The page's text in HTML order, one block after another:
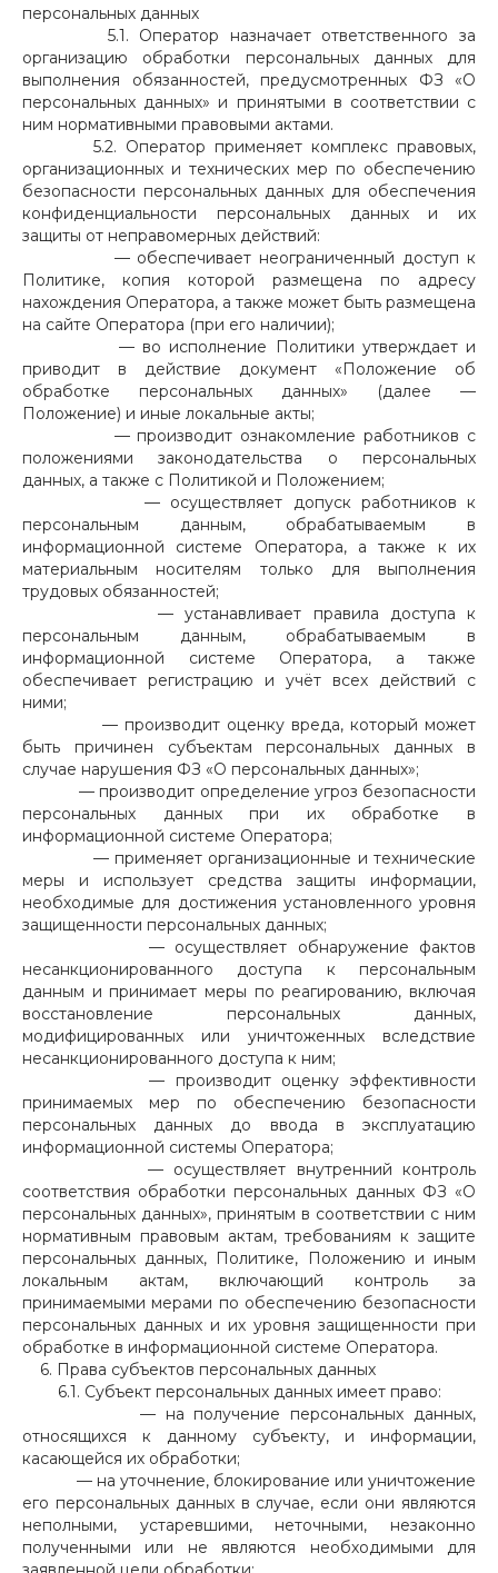
персональных данных
5.1. Оператор назначает ответственного за
организацию обработки персональных данных для
выполнения обязанностей, предусмотренных ФЗ «О
персональных данных» и принятыми в соответствии с
ним нормативными правовыми актами.
5.2. Оператор применяет комплекс правовых,
организационных и технических мер по обеспечению
безопасности персональных данных для обеспечения
конфиденциальности персональных данных и их
защиты от неправомерных действий:
— обеспечивает неограниченный доступ к
Политике, копия которой размещена по адресу
нахождения Оператора, а также может быть размещена
на сайте Оператора (при его наличии);
— во исполнение Политики утверждает и
приводит в действие документ «Положение об
обработке персональных данных» (далее —
Положение) и иные локальные акты;
— производит ознакомление работников с
положениями законодательства о персональных
данных, а также с Политикой и Положением;
— осуществляет допуск работников к
персональным данным, обрабатываемым в
информационной системе Оператора, а также к их
материальным носителям только для выполнения
трудовых обязанностей;
— устанавливает правила доступа к
персональным данным, обрабатываемым в
информационной системе Оператора, а также
обеспечивает регистрацию и учёт всех действий с
ними;
— производит оценку вреда, который может
быть причинен субъектам персональных данных в
случае нарушения ФЗ «О персональных данных»;
— производит определение угроз безопасности
персональных данных при их обработке в
информационной системе Оператора;
— применяет организационные и технические
меры и использует средства защиты информации,
необходимые для достижения установленного уровня
защищенности персональных данных;
— осуществляет обнаружение фактов
несанкционированного доступа к персональным
данным и принимает меры по реагированию, включая
восстановление персональных данных,
модифицированных или уничтоженных вследствие
несанкционированного доступа к ним;
— производит оценку эффективности
принимаемых мер по обеспечению безопасности
персональных данных до ввода в эксплуатацию
информационной системы Оператора;
— осуществляет внутренний контроль
соответствия обработки персональных данных ФЗ «О
персональных данных», принятым в соответствии с ним
нормативным правовым актам, требованиям к защите
персональных данных, Политике, Положению и иным
локальным актам, включающий контроль за
принимаемыми мерами по обеспечению безопасности
персональных данных и их уровня защищенности при
обработке в информационной системе Оператора.
6. Права субъектов персональных данных
6.1. Субъект персональных данных имеет право:
— на получение персональных данных,
относящихся к данному субъекту, и информации,
касающейся их обработки;
— на уточнение, блокирование или уничтожение
его персональных данных в случае, если они являются
неполными, устаревшими, неточными, незаконно
полученными или не являются необходимыми для